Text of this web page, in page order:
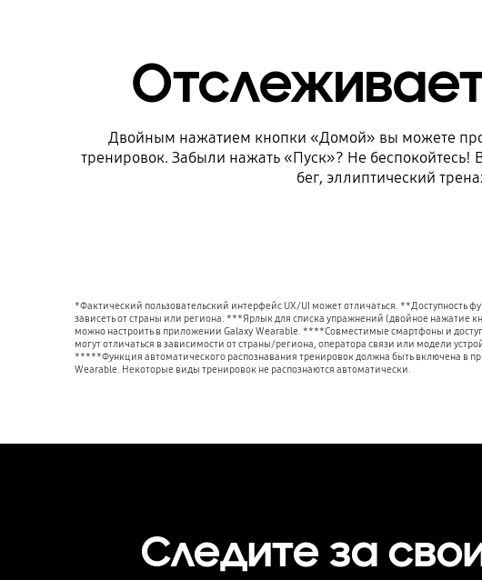
Двойным нажатием кнопки «Домой» вы можете
тренировок. Забыли нажать «Пуск»? Не беспокойтесь!
бег, эллиптический
*Фактический пользовательский интерфейс UX/UI может отличаться. **Доступность
зависеть от страны или региона. ***Ярлык для списка упражнений (двойное нажатие
можно настроить в приложении Galaxy Wearable. ****Совместимые смартфоны и
могут отличаться в зависимости от страны/региона, оператора связи или модели
*****Функция автоматического распознавания тренировок должна быть включена в
Wearable. Некоторые виды тренировок не распознаются автоматически.
Следите за